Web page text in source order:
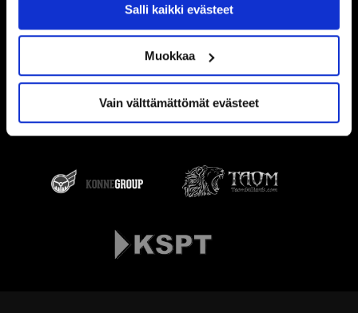
Salli kaikki evästeet
Muokkaa
Vain välttämättömät evästeet